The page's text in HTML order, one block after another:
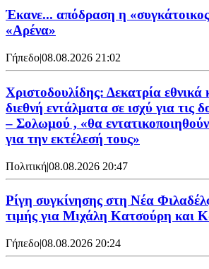
Έκανε... απόδραση η
«Αρένα»
Γήπεδο|08.08.2026 21:02
Χριστοδουλίδης: Δεκατρία εθνικά
διεθνή εντάλματα σε ισχύ για τις
– Σολωμού , «θα εντατικοποιηθούν
για την εκτέλεσή τους»
Πολιτική|08.08.2026 20:47
Ρίγη συγκίνησης στη Νέα
τιμής για Μιχάλη Κατσούρη και
Γήπεδο|08.08.2026 20:24